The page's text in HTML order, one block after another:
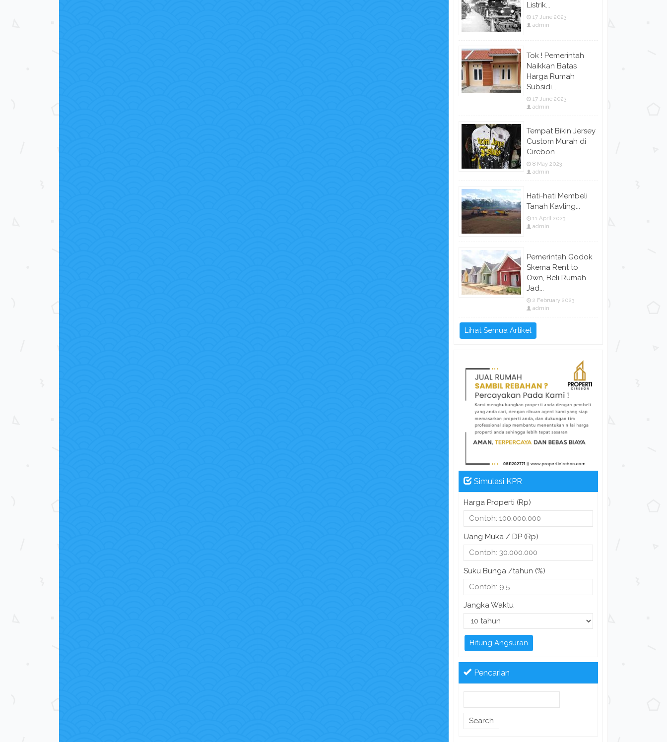
Listrik...
17 June 2023
admin
Tok ! Pemerintah
Naikkan Batas
Harga Rumah
Subsidi...
17 June 2023
admin
Tempat Bikin Jersey
Custom Murah di
Cirebon...
8 May 2023
admin
Hati-hati Membeli
Tanah Kavling...
11 April 2023
admin
Pemerintah Godok
Skema Rent to
Own, Beli Rumah
Jad...
2 February 2023
admin
Lihat Semua Artikel
Simulasi KPR
Harga Properti (Rp)
Uang Muka / DP (Rp)
Suku Bunga /tahun (%)
Jangka Waktu
Hitung Angsuran
Pencarian
Search